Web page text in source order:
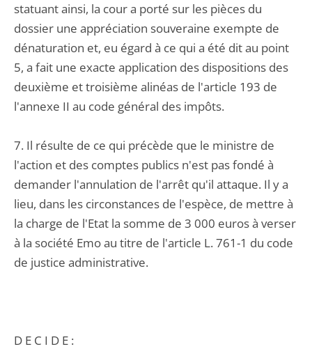
statuant ainsi, la cour a porté sur les pièces du
dossier une appréciation souveraine exempte de
dénaturation et, eu égard à ce qui a été dit au point
5, a fait une exacte application des dispositions des
deuxième et troisième alinéas de l'article 193 de
l'annexe II au code général des impôts.
7. Il résulte de ce qui précède que le ministre de
l'action et des comptes publics n'est pas fondé à
demander l'annulation de l'arrêt qu'il attaque. Il y a
lieu, dans les circonstances de l'espèce, de mettre à
la charge de l'Etat la somme de 3 000 euros à verser
à la société Emo au titre de l'article L. 761-1 du code
de justice administrative.
D E C I D E :